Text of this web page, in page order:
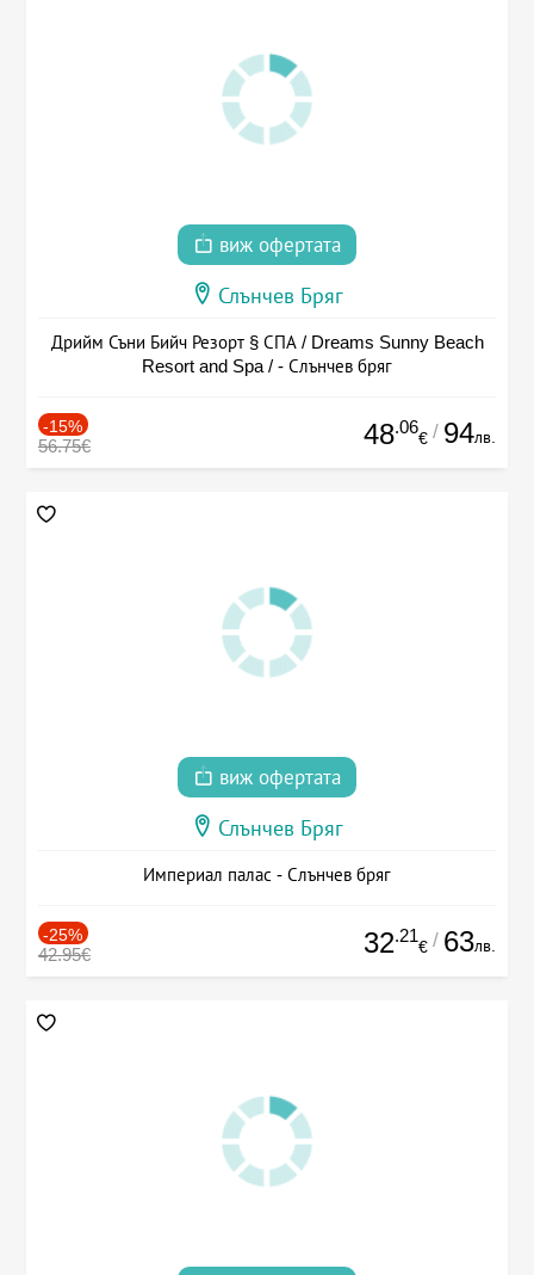
виж офертата
Слънчев Бряг
Дрийм Съни Бийч Резорт § СПА / Dreams Sunny Beach
Resort and Spa / - Слънчев бряг
-15%
56.75€ 48.06
€ / 94лв.
виж офертата
Слънчев Бряг
Империал палас - Слънчев бряг
-25%
42.95€ 32.21
€ / 63лв.